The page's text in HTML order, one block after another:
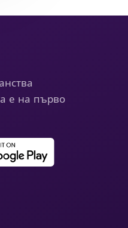
е на първо